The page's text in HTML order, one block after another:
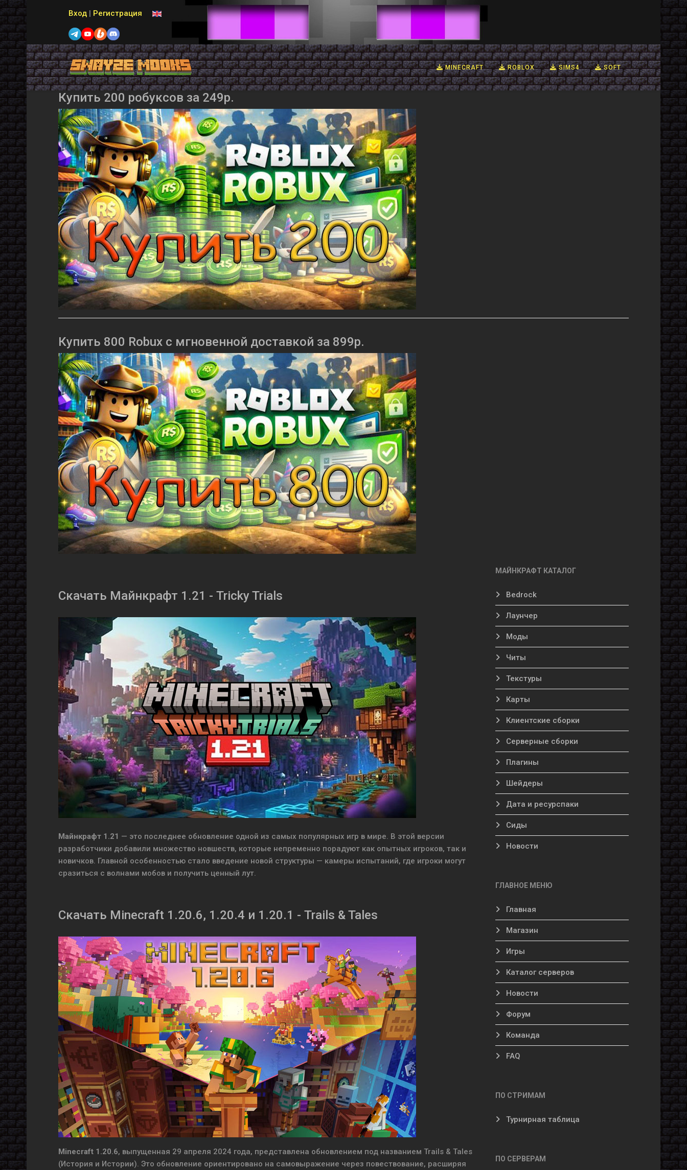
Вход | Регистрация Выберите язык
MINECRAFT ROBLOX SIMS4 SOFT
Купить 200 робуксов за 249р.
Купить 800 Robux с мгновенной доставкой за 899р.
Скачать Майнкрафт 1.21 - Tricky Trials
Майнкрафт 1.21 — это последнее обновление одной из самых популярных игр в мире. В этой версии
разработчики добавили множество новшеств, которые непременно порадуют как опытных игроков, так и
новичков. Главной особенностью стало введение новой структуры — камеры испытаний, где игроки могут
сразиться с волнами мобов и получить ценный лут.
Скачать Minecraft 1.20.6, 1.20.4 и 1.20.1 - Trails & Tales
Minecraft 1.20.6, выпущенная 29 апреля 2024 года, представлена обновлением под названием Trails & Tales
(История и Истории). Это обновление ориентировано на самовыражение через повествование, расширяя
МАЙНКРАФТ КАТАЛОГ
Bedrock
Лаунчер
Моды
Читы
Текстуры
Карты
Клиентские сборки
Серверные сборки
Плагины
Шейдеры
Дата и ресурспаки
Сиды
Новости
ГЛАВНОЕ МЕНЮ
Главная
Магазин
Игры
Каталог серверов
Новости
Форум
Команда
FAQ
ПО СТРИМАМ
Турнирная таблица
ПО СЕРВЕРАМ